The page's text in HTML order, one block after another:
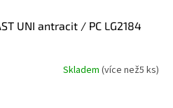
UNI antracit / PC LG2184
Skladem (více než5 ks)